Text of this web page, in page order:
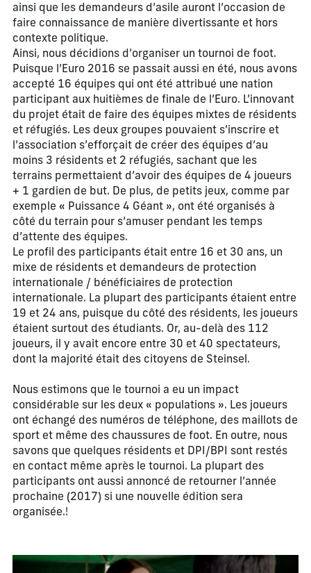
ainsi que les demandeurs d’asile auront l’occasion de
faire connaissance de manière divertissante et hors
contexte politique.
Ainsi, nous décidions d’organiser un tournoi de foot.
Puisque l’Euro 2016 se passait aussi en été, nous avons
accepté 16 équipes qui ont été attribué une nation
participant aux huitièmes de finale de l’Euro. L’innovant
du projet était de faire des équipes mixtes de résidents
et réfugiés. Les deux groupes pouvaient s’inscrire et
l’association s’efforçait de créer des équipes d’au
moins 3 résidents et 2 réfugiés, sachant que les
terrains permettaient d’avoir des équipes de 4 joueurs
+ 1 gardien de but. De plus, de petits jeux, comme par
exemple « Puissance 4 Géant », ont été organisés à
côté du terrain pour s’amuser pendant les temps
d’attente des équipes.
Le profil des participants était entre 16 et 30 ans, un
mixe de résidents et demandeurs de protection
internationale / bénéficiaires de protection
internationale. La plupart des participants étaient entre
19 et 24 ans, puisque du côté des résidents, les joueurs
étaient surtout des étudiants. Or, au-delà des 112
joueurs, il y avait encore entre 30 et 40 spectateurs,
dont la majorité était des citoyens de Steinsel.
Nous estimons que le tournoi a eu un impact
considérable sur les deux « populations ». Les joueurs
ont échangé des numéros de téléphone, des maillots de
sport et même des chaussures de foot. En outre, nous
savons que quelques résidents et DPI/BPI sont restés
en contact même après le tournoi. La plupart des
participants ont aussi annoncé de retourner l’année
prochaine (2017) si une nouvelle édition sera
organisée.!
La modification de la diapositive actuelle de ce